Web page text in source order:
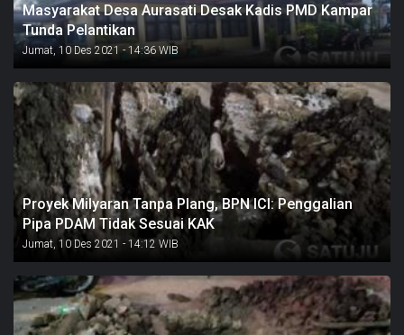
Masyarakat Desa Aurasati Desak Kadis PMD Kampar
Tunda Pelantikan
Jumat, 10 Des 2021 - 14:36 WIB
Proyek Milyaran Tanpa Plang, BPN ICI: Penggalian
Pipa PDAM Tidak Sesuai KAK
Jumat, 10 Des 2021 - 14:12 WIB